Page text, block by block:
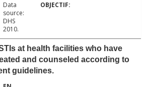
Data
source:
DHS
2010.
at health facilities who have
and counseled according to
guidelines.